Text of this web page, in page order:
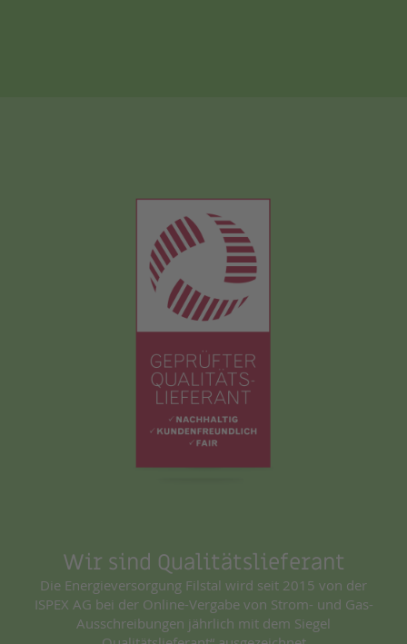
Wir sind Qualitätslieferant
Die Energieversorgung Filstal wird seit 2015 von der
ISPEX AG bei der Online-Vergabe von Strom- und Gas-
Ausschreibungen jährlich mit dem Siegel